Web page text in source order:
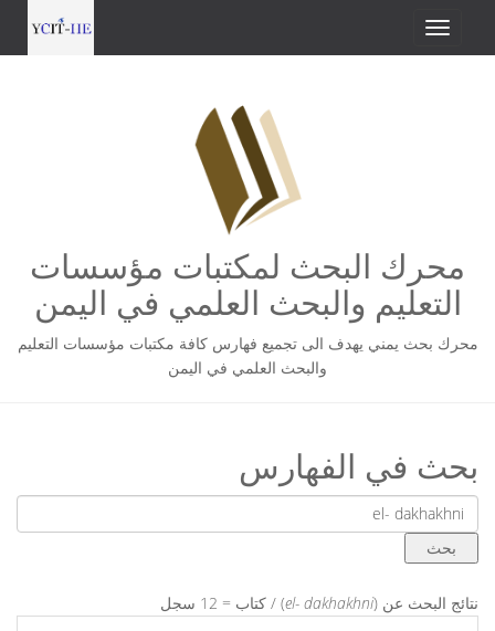
محرك البحث لمكتبات مؤسسات
التعليم والبحث العلمي في اليمن
محرك بحث يمني يهدف الى تجميع فهارس كافة مكتبات مؤسسات التعليم
والبحث العلمي في اليمن
بحث في الفهارس
نتائج البحث عن (el- dakhakhni) / كتاب = 12 سجل